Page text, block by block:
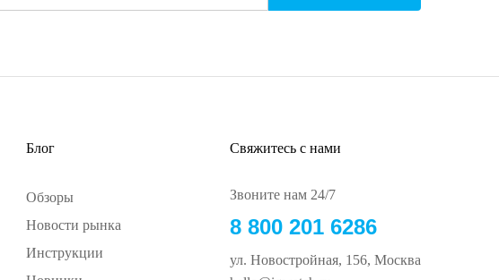
Блог
Обзоры
Новости рынка
Инструкции
Свяжитесь с нами
Звоните нам 24/7
8 800 201 6286
ул. Новостройная, 156, Москва